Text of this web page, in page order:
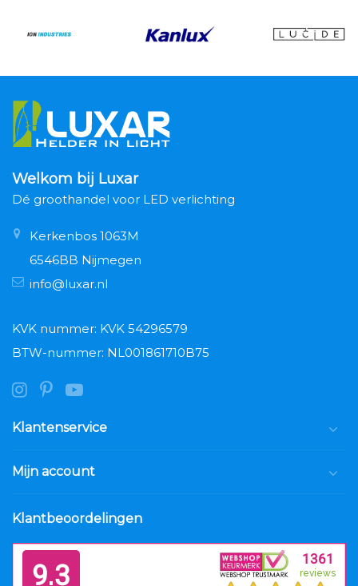
Welkom bij Luxar
Dé groothandel voor LED verlichting
Kerkenbos 1063M
6546BB Nijmegen
info@luxar.nl
KVK nummer: KVK 54296579
BTW-nummer: NL001861710B75
Klantenservice
Mijn account
Klantbeoordelingen